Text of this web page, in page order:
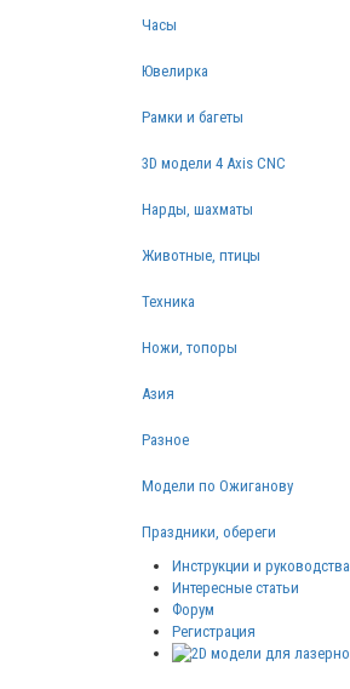
Часы
Ювелирка
Рамки и багеты
3D модели 4 Axis CNC
Нарды, шахматы
Животные, птицы
Техника
Ножи, топоры
Азия
Разное
Модели по Ожиганову
Праздники, обереги
Инструкции и руководства
Интересные статьи
Форум
Регистрация